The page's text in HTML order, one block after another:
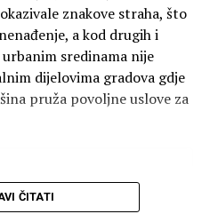
znakove straha, što
a kod drugih i
sredinama nije
dijelovima gradova gdje
pruža povoljne uslove za
ČITATI